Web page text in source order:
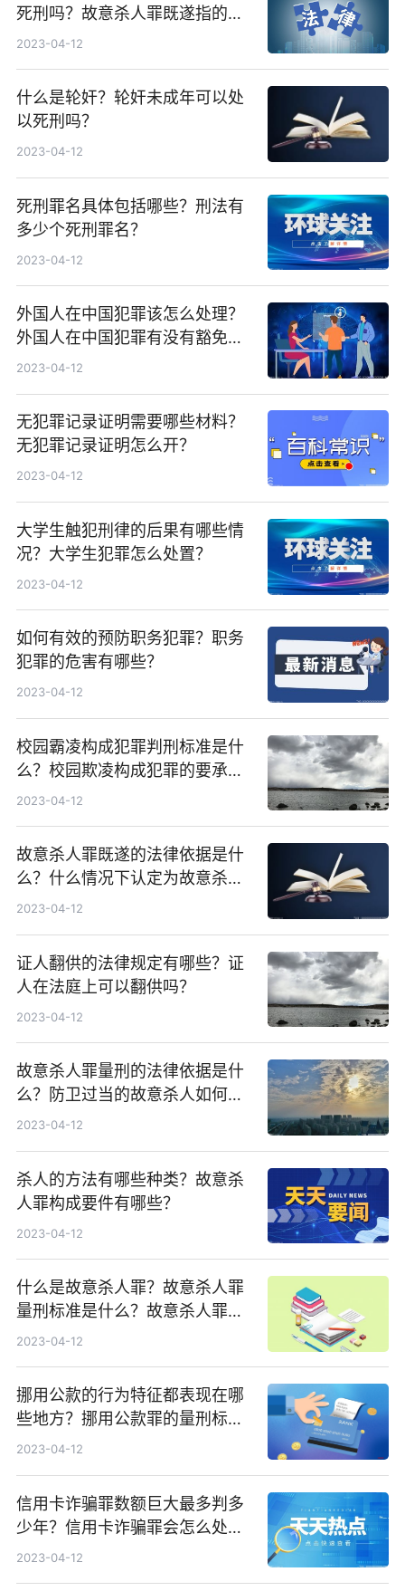
死刑吗？故意杀人罪既遂指的是
什么？
2023-04-12
什么是轮奸？轮奸未成年可以处
以死刑吗？
2023-04-12
死刑罪名具体包括哪些？刑法有
多少个死刑罪名？
2023-04-12
外国人在中国犯罪该怎么处理？
外国人在中国犯罪有没有豁免
权？
2023-04-12
无犯罪记录证明需要哪些材料？
无犯罪记录证明怎么开？
2023-04-12
大学生触犯刑律的后果有哪些情
况？大学生犯罪怎么处置？
2023-04-12
如何有效的预防职务犯罪？职务
犯罪的危害有哪些？
2023-04-12
校园霸凌构成犯罪判刑标准是什
么？校园欺凌构成犯罪的要承担
什么责任？
2023-04-12
故意杀人罪既遂的法律依据是什
么？什么情况下认定为故意杀人
罪既遂？
2023-04-12
证人翻供的法律规定有哪些？证
人在法庭上可以翻供吗？
2023-04-12
故意杀人罪量刑的法律依据是什
么？防卫过当的故意杀人如何认
定？
2023-04-12
杀人的方法有哪些种类？故意杀
人罪构成要件有哪些？
2023-04-12
什么是故意杀人罪？故意杀人罪
量刑标准是什么？故意杀人罪情
节如何认定？
2023-04-12
挪用公款的行为特征都表现在哪
些地方？挪用公款罪的量刑标准
是什么？
2023-04-12
信用卡诈骗罪数额巨大最多判多
少年？信用卡诈骗罪会怎么处
理？
2023-04-12